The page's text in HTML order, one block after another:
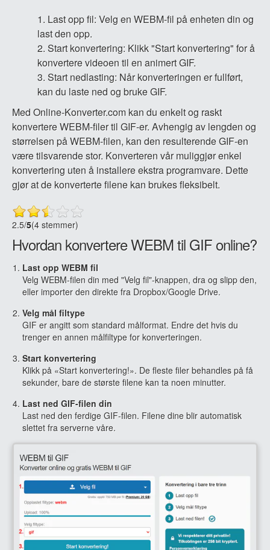
Last opp fil: Velg en WEBM-fil på enheten din og
last den opp.
Start konvertering: Klikk "Start konvertering" for å
konvertere videoen til en animert GIF.
Start nedlasting: Når konverteringen er fullført,
kan du laste ned og bruke GIF.
Med Online-Konverter.com kan du enkelt og raskt
konvertere WEBM-filer til GIF-er. Avhengig av lengden og
størrelsen på WEBM-filen, kan den resulterende GIF-en
være tilsvarende stor. Konverteren vår muliggjør enkel
konvertering uten å installere ekstra programvare. Dette
gjør at de konverterte filene kan brukes fleksibelt.
2.5/5(4 stemmer)
Hvordan konvertere WEBM til GIF online?
Last opp WEBM fil
Velg WEBM-filen din med "Velg fil"-knappen, dra og slipp den,
eller importer den direkte fra Dropbox/Google Drive.
Velg mål filtype
GIF er angitt som standard målformat. Endre det hvis du
trenger en annen målfiltype for konverteringen.
Start konvertering
Klikk på «Start konvertering!». De fleste filer behandles på få
sekunder, bare de største filene kan ta noen minutter.
Last ned GIF-filen din
Last ned den ferdige GIF-filen. Filene dine blir automatisk
slettet fra serverne våre.